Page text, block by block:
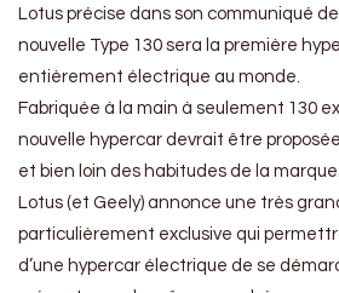
Lotus précise dans son communiqué
nouvelle Type 130 sera la première
entièrement électrique au monde.
Fabriquée à la main à seulement 130
nouvelle hypercar devrait être
et bien loin des habitudes de la marque.
Lotus (et Geely) annonce une très
particulièrement exclusive qui
d’une hypercar électrique de se